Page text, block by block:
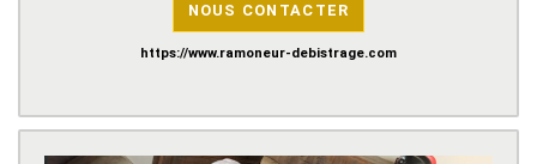
NOUS CONTACTER
https://www.ramoneur-debistrage.com